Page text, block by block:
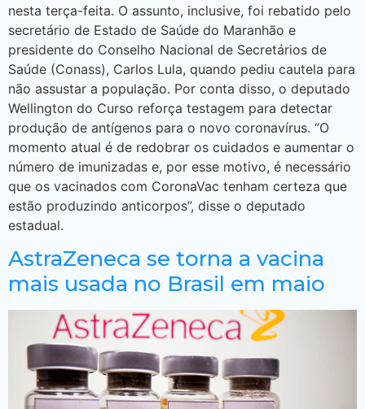
nesta terça-feita. O assunto, inclusive, foi rebatido pelo
secretário de Estado de Saúde do Maranhão e
presidente do Conselho Nacional de Secretários de
Saúde (Conass), Carlos Lula, quando pediu cautela para
não assustar a população. Por conta disso, o deputado
Wellington do Curso reforça testagem para detectar
produção de antígenos para o novo coronavírus. “O
momento atual é de redobrar os cuidados e aumentar o
número de imunizadas e, por esse motivo, é necessário
que os vacinados com CoronaVac tenham certeza que
estão produzindo anticorpos”, disse o deputado
estadual.
AstraZeneca se torna a vacina
mais usada no Brasil em maio